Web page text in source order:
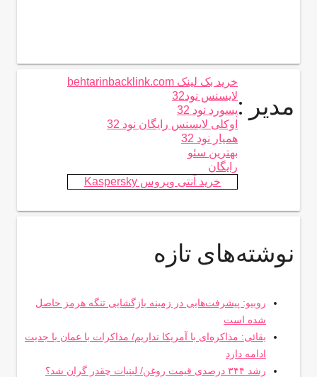
مدیر :
خرید بک لینک behtarinbacklink.com
لایسنس نود32
پسورد نود 32
اوکلی لایسنس رایگان نود 32
همیار نود 32
بهترین سئو
رایگان
خرید آنتی ویروس Kaspersky
نوشته‌های تازه
روبیو: پیشرفت‌هایی در زمینه بازگشایی تنگه هرمز حاصل
شده است
بقائی: مذاکره‌ای با آمریکا نداریم/ مذاکرات با عمان با جدیت
ادامه دارد
رشد ۳۴۴ درصدی قیمت روغن/ لبنیات چقدر گران شد؟